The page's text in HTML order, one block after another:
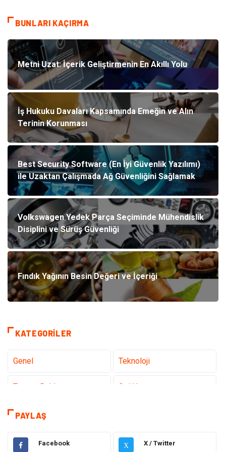
BUNLARI KAÇIRMA
Metni Uzat: İçerik Geliştirmenin En Akıllı Yolu
İş Hukuku Davaları Kapsamında Emeğin ve Alın
Terinin Korunması
Best Security Software (En İyi Güvenlik Yazılımı)
ile Uzaktan Çalışmada Ağ Güvenliğini Sağlamak
Volkswagen Yedek Parça Seçiminde Mühendislik
Disiplini ve Sürüş Güvenliği
Fındık Yağının Besin Değeri ve İçeriği
KATEGORILER
Genel Teknoloji
Tanıtıcı Reklam Sağlık
Eğitim
Makine Elektronik
PAYLAŞ
Facebook X X / Twitter